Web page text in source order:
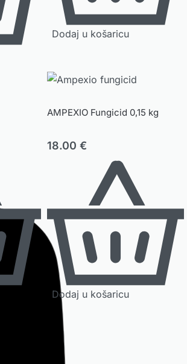
Dodaj u košaricu
AMPEXIO Fungicid 0,15 kg
18.00 €
Dodaj u košaricu